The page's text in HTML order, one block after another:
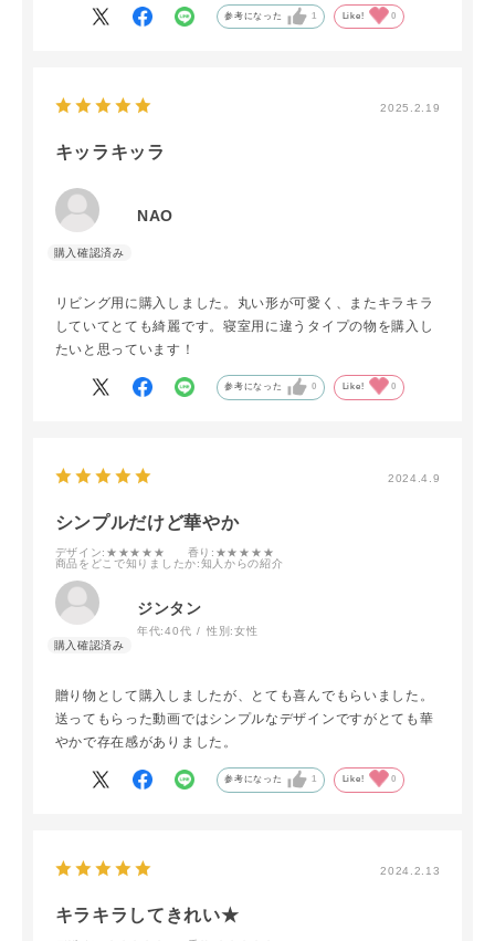
参考になった 1 Like! 0
2025.2.19
キッラキッラ
NAO
リビング用に購入しました。丸い形が可愛く、またキラキラ
していてとても綺麗です。寝室用に違うタイプの物を購入し
たいと思っています！
参考になった 0 Like! 0
2024.4.9
シンプルだけど華やか
デザイン:★★★★★ 香り :★★★★★
商品をどこで知りましたか:知人からの紹介
ジンタン
年代:40代 性別:女性
贈り物として購入しましたが、とても喜んでもらいました。
送ってもらった動画ではシンプルなデザインですがとても華
やかで存在感がありました。
参考になった 1 Like! 0
2024.2.13
キラキラしてきれい★